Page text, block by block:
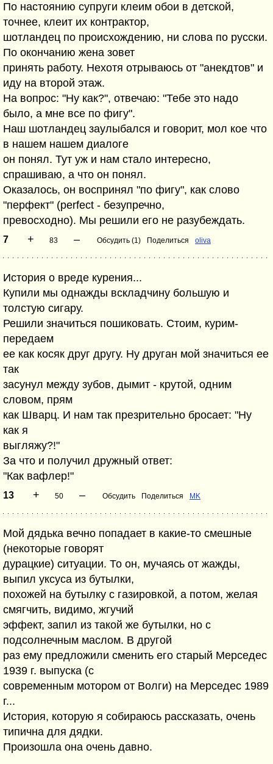
По настоянию супруги клеим обои в детской,
точнее, клеит их контрактор,
шотландец по происхождению, ни слова по русски.
По окончанию жена зовет
принять работу. Нехотя отрываюсь от "анекдтов" и
иду на второй этаж.
На вопрос: "Ну как?", отвечаю: "Тебе это надо
было, а мне все по фигу".
Наш шотландец заулыбался и говорит, мол кое что
в нашем нашем диалоге
он понял. Тут уж и нам стало интересно,
спрашиваю, а что он понял.
Оказалось, он воспринял "по фигу", как слово
"перфект" (perfect - безупречно,
превосходно). Мы решили его не разубеждать.
7 + 83 – Обсудить (1) Поделиться оliva
История о вреде курения...
Купили мы однажды вскладчину большую и
толстую сигару.
Решили значиться пошиковать. Стоим, курим-
передаем
ее как косяк друг другу. Ну друган мой значиться ее
так
засунул между зубов, дымит - крутой, одним
словом, прям
как Шварц. И нам так презрительно бросает: "Ну
как я
выгляжу?!"
За что и получил дружный ответ:
"Как вафлер!"
13 + 50 – Обсудить Поделиться MK
Мой дядька вечно попадает в какие-то смешные
(некоторые говорят
дурацкие) ситуации. То он, мучаясь от жажды,
выпил уксуса из бутылки,
похожей на бутылку с газировкой, а потом, желая
смягчить, видимо, жгучий
эффект, запил из такой же бутылки, но с
подсолнечным маслом. В другой
раз ему предложили сменить его старый Мерседес
1939 г. выпуска (с
современным мотором от Волги) на Мерседес 1989
г...
История, которую я собираюсь рассказать, очень
типична для дядки.
Произошла она очень давно.